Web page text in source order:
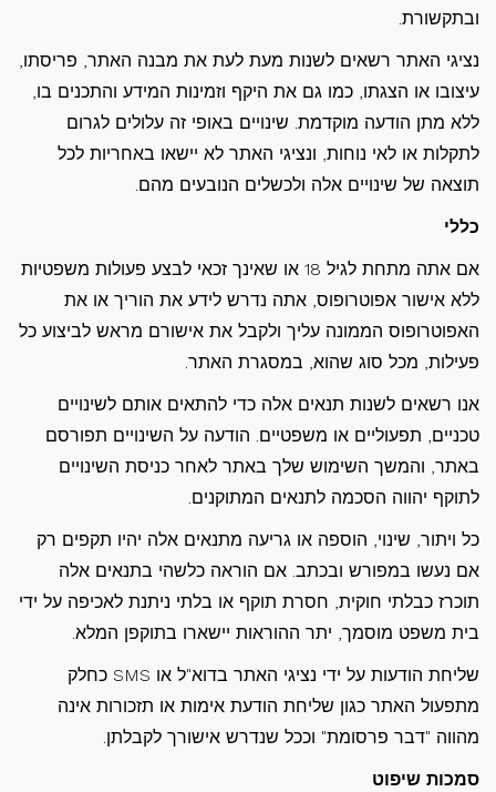
ובתקשורת.
נציגי האתר רשאים לשנות מעת לעת את מבנה האתר, פריסתו,
עיצובו או הצגתו, כמו גם את היקף וזמינות המידע והתכנים בו,
ללא מתן הודעה מוקדמת. שינויים באופי זה עלולים לגרום
לתקלות או לאי נוחות, ונציגי האתר לא יישאו באחריות לכל
תוצאה של שינויים אלה ולכשלים הנובעים מהם.
כללי
אם אתה מתחת לגיל 18 או שאינך זכאי לבצע פעולות משפטיות
ללא אישור אפוטרופוס, אתה נדרש לידע את הוריך או את
האפוטרופוס הממונה עליך ולקבל את אישורם מראש לביצוע כל
פעילות, מכל סוג שהוא, במסגרת האתר.
אנו רשאים לשנות תנאים אלה כדי להתאים אותם לשינויים
טכניים, תפעוליים או משפטיים. הודעה על השינויים תפורסם
באתר, והמשך השימוש שלך באתר לאחר כניסת השינויים
לתוקף יהווה הסכמה לתנאים המתוקנים.
כל ויתור, שינוי, הוספה או גריעה מתנאים אלה יהיו תקפים רק
אם נעשו במפורש ובכתב. אם הוראה כלשהי בתנאים אלה
תוכרז כבלתי חוקית, חסרת תוקף או בלתי ניתנת לאכיפה על ידי
בית משפט מוסמך, יתר ההוראות יישארו בתוקפן המלא.
שליחת הודעות על ידי נציגי האתר בדוא"ל או SMS כחלק
מתפעול האתר כגון שליחת הודעת אימות או תזכורות אינה
מהווה "דבר פרסומת" וככל שנדרש אישורך לקבלתן.
סמכות שיפוט